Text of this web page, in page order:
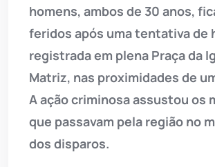
homens, ambos de 30 anos,
feridos após uma tentativa de
registrada em plena Praça da
Matriz, nas proximidades de
A ação criminosa assustou os
que passavam pela região no
dos disparos.